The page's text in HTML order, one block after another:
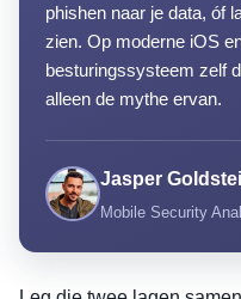
phishen naar je data, óf
zien. Op moderne iOS
besturingssysteem zelf
alleen de mythe ervan.
Jasper
Mobile Security